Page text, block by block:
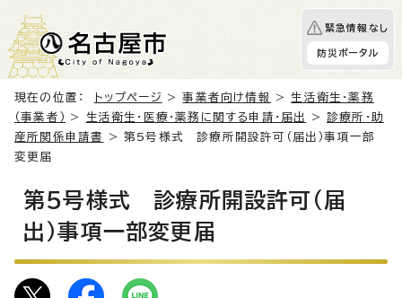
緊急情報なし
防災ポータル
現在の位置： トップページ >事業者向け情報 >生活衛生・薬務
（事業者）
> 生活衛生・医療・薬務に関する申請・届出 >診療所・助
産所関係申請書
> 第5号様式 診療所開設許可（届出）事項一部
変更届
第5号様式 診療所開設許可（届
出）事項一部変更届